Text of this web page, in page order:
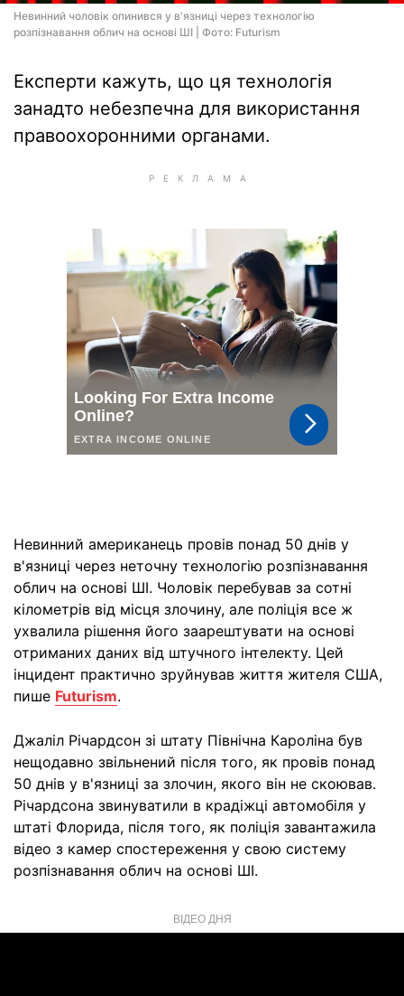
Невинний чоловік опинився у в'язниці через технологію
розпізнавання облич на основі ШІ | Фото: Futurism
Експерти кажуть, що ця технологія
занадто небезпечна для використання
правоохоронними органами.
Невинний американець провів понад 50 днів у
в'язниці через неточну технологію розпізнавання
облич на основі ШІ. Чоловік перебував за сотні
кілометрів від місця злочину, але поліція все ж
ухвалила рішення його заарештувати на основі
отриманих даних від штучного інтелекту. Цей
інцидент практично зруйнував життя жителя США,
пише Futurism.
Джаліл Річардсон зі штату Північна Кароліна був
нещодавно звільнений після того, як провів понад
50 днів у в'язниці за злочин, якого він не скоював.
Річардсона звинуватили в крадіжці автомобіля у
штаті Флорида, після того, як поліція завантажила
відео з камер спостереження у свою систему
розпізнавання облич на основі ШІ.
ВІДЕО ДНЯ